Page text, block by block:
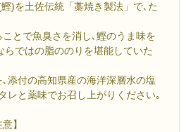
)を土佐伝統「藁焼き製法」で､た
とで魚臭さを消し､鰹のうま味を
らではの脂ののりを堪能していた
添付の高知県産の海洋深層水の塩
レと薬味でお召し上がりください｡
】